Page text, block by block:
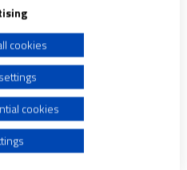
crisis económicas y sociales
advertising
advertising
cookies
cookies